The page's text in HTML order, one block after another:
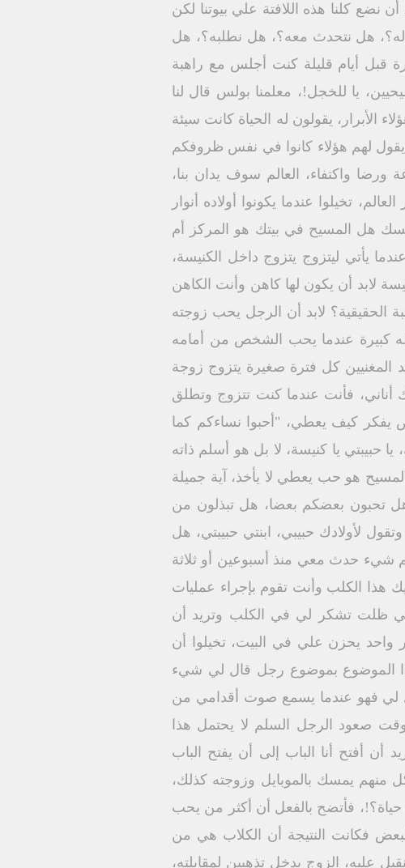
كلنا هذه اللافتة علي بيوتنا لكن
له؟، هل نتحدث معه؟، هل نطلبه؟، هل
قبل أيام قليلة كنت أجلس مع راهبة
يا للخجل!، معلمنا بولس قال لنا
الأبرار، يقولون له الحياة كانت سيئة
يقول لهم هؤلاء كانوا في نفس ظروفكم
واكتفاء، العالم سوف يدان بنا،
تخيلوا عندما يكونوا أولاده أنوار
هل المسيح في بيتك هو المركز أم
يأتي ليتزوج يتزوج داخل الكنيسة،
لابد أن يكون لها كاهن وأنت الكاهن
الحقيقية؟ لابد أن الرجل يحب زوجته
كبيرة عندما يحب الشخص من أمامه
المغنيين كل فترة صغيرة يتزوج زوجة
أناني، فأنت عندما كنت تتزوج وتطلق
يفكر كيف يعطي، "أحبوا نساءكم كما
حبيبتي يا كنيسة، لا بل هو أسلم ذاته
هو حب يعطي لا يأخذ، آية جميلة
تحبون بعضكم بعضا، هل تبذلون من
لأولادك حبيبي، ابنتي حبيبتي، هل
حدث معي منذ أسبوعين أو ثلاثة
الكلب وأنت تقوم بإجراء عمليات
ظلت تشكر لي في الكلب وتريد أن
يحزن علي في البيت، تخيلوا أن
الموضوع بموضوع رجل قال لي شيء
لي فهو عندما يسمع صوت أقدامي من
صعود الرجل السلم لا يحتمل هذا
أن أفتح أنا الباب إلى أن يفتح الباب
كل منهم يمسك بالموبايل وزوجته كذلك،
فأتضح بالفعل أن أكثر من يحب
فكانت النتيجة أن الكلاب هي من
عليه، الزوج يدخل تذهبين لمقابلته،